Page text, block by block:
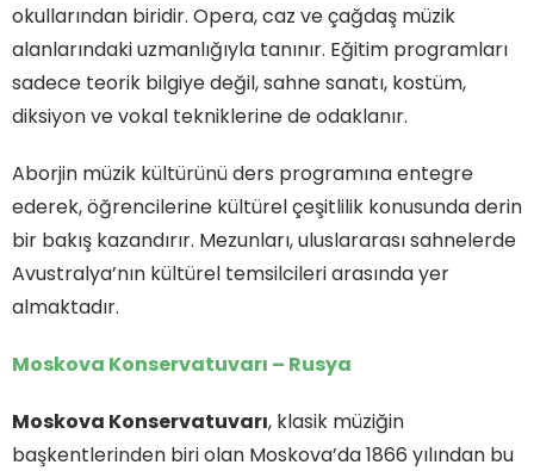
okullarından biridir. Opera, caz ve çağdaş müzik
alanlarındaki uzmanlığıyla tanınır. Eğitim programları
sadece teorik bilgiye değil, sahne sanatı, kostüm,
diksiyon ve vokal tekniklerine de odaklanır.
Aborjin müzik kültürünü ders programına entegre
ederek, öğrencilerine kültürel çeşitlilik konusunda derin
bir bakış kazandırır. Mezunları, uluslararası sahnelerde
Avustralya’nın kültürel temsilcileri arasında yer
almaktadır.
Moskova Konservatuvarı – Rusya
Moskova Konservatuvarı, klasik müziğin
başkentlerinden biri olan Moskova’da 1866 yılından bu